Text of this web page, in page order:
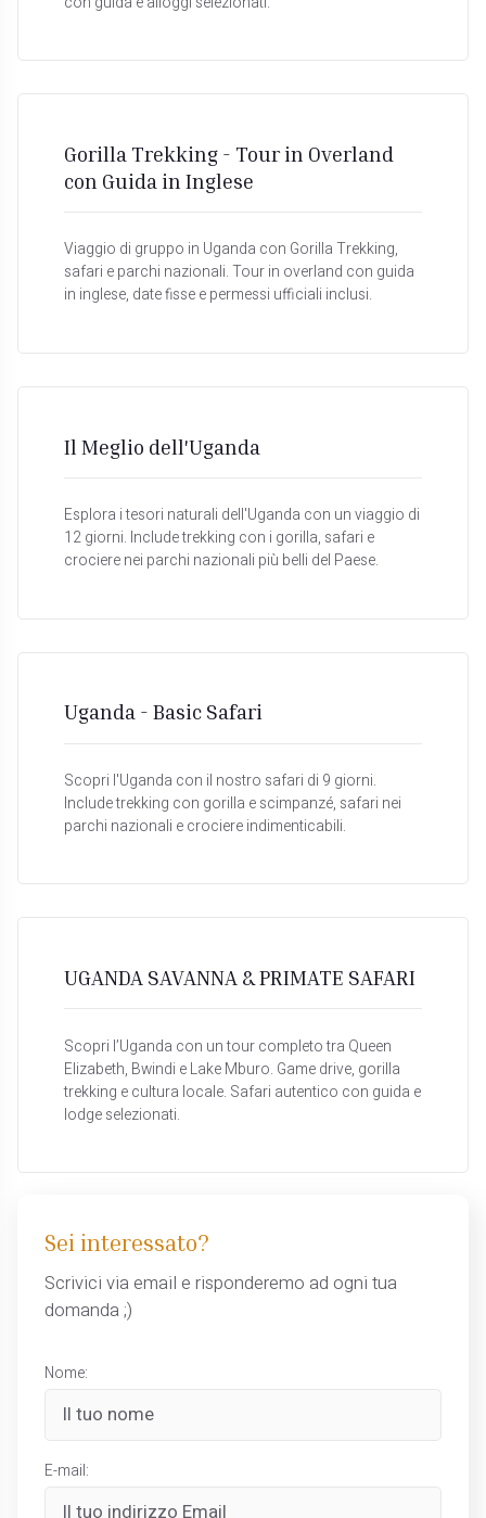
Gorilla Trekking - Tour in Overland
con Guida in Inglese
Viaggio di gruppo in Uganda con Gorilla Trekking,
safari e parchi nazionali. Tour in overland con guida
in inglese, date fisse e permessi ufficiali inclusi.
Il Meglio dell'Uganda
Esplora i tesori naturali dell'Uganda con un viaggio di
12 giorni. Include trekking con i gorilla, safari e
crociere nei parchi nazionali più belli del Paese.
Uganda - Basic Safari
Scopri l'Uganda con il nostro safari di 9 giorni.
Include trekking con gorilla e scimpanzé, safari nei
parchi nazionali e crociere indimenticabili.
UGANDA SAVANNA & PRIMATE SAFARI
Scopri l’Uganda con un tour completo tra Queen
Elizabeth, Bwindi e Lake Mburo. Game drive, gorilla
trekking e cultura locale. Safari autentico con guida e
lodge selezionati.
Sei interessato?
Scrivici via email e risponderemo ad ogni tua
domanda ;)
Nome:
E-mail: